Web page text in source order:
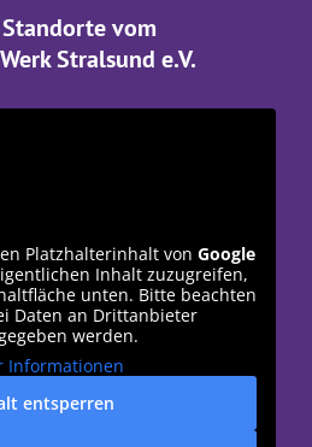
vom
Stralsund e.V.
Platzhalterinhalt von Google
Inhalt zuzugreifen,
unten. Bitte beachten
Daten an Drittanbieter
werden.
Informationen
entsperren